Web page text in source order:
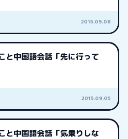
2015.09.08
と中国語会話「先に行って
2015.09.05
と中国語会話「気乗りしな